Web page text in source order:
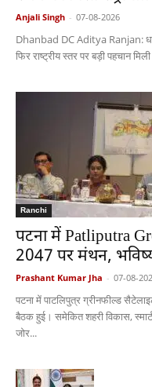
Anjali Singh - 07-08-2026
Dhanbad DC Aditya Ranjan:
फिर राष्ट्रीय स्तर पर बड़ी पहचान
Ranchi
पटना में Patliputra
2047 पर मंथन,
Prashant Kumar Jha - 07-08-
पटना में पाटलिपुत्र ग्रीनफील्ड
बैठक हुई। समेकित शहरी विकास,
जोर...